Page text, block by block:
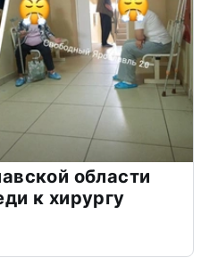
области
к хирургу